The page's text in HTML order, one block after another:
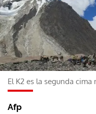
El K2 es la segunda
Afp